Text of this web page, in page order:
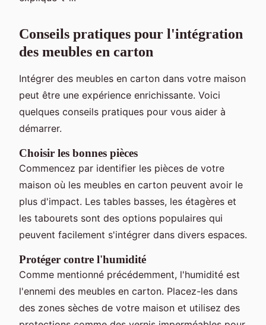
Conseils pratiques pour l'intégration
des meubles en carton
Intégrer des meubles en carton dans votre maison
peut être une expérience enrichissante. Voici
quelques conseils pratiques pour vous aider à
démarrer.
Choisir les bonnes pièces
Commencez par identifier les pièces de votre
maison où les meubles en carton peuvent avoir le
plus d'impact. Les tables basses, les étagères et
les tabourets sont des options populaires qui
peuvent facilement s'intégrer dans divers espaces.
Protéger contre l'humidité
Comme mentionné précédemment, l'humidité est
l'ennemi des meubles en carton. Placez-les dans
des zones sèches de votre maison et utilisez des